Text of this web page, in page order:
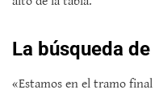
La búsqueda
«Estamos en el tramo